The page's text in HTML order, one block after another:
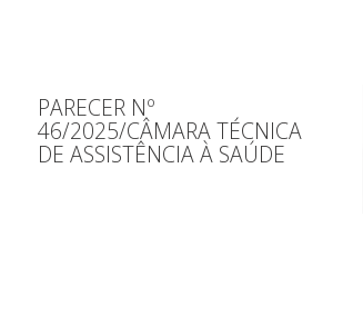
PARECER Nº
46/2025/CÂMARA TÉCNICA
DE ASSISTÊNCIA À SAÚDE